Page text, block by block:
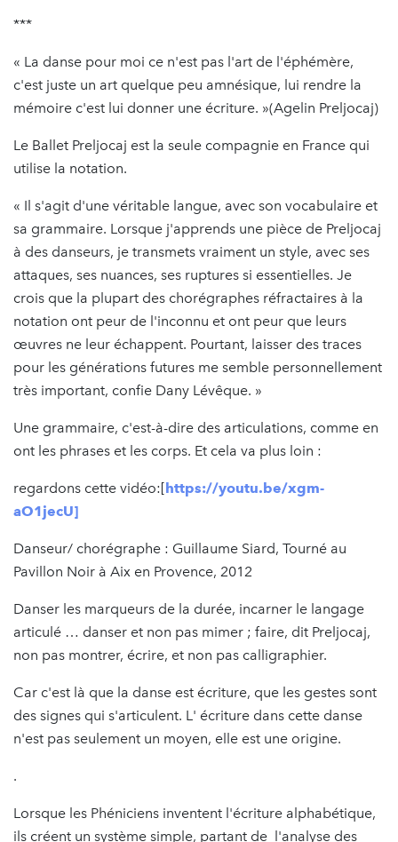
***
« La danse pour moi ce n'est pas l'art de l'éphémère,
c'est juste un art quelque peu amnésique, lui rendre la
mémoire c'est lui donner une écriture. »(Agelin Preljocaj)
Le Ballet Preljocaj est la seule compagnie en France qui
utilise la notation.
« Il s'agit d'une véritable langue, avec son vocabulaire et
sa grammaire. Lorsque j'apprends une pièce de Preljocaj
à des danseurs, je transmets vraiment un style, avec ses
attaques, ses nuances, ses ruptures si essentielles. Je
crois que la plupart des chorégraphes réfractaires à la
notation ont peur de l'inconnu et ont peur que leurs
œuvres ne leur échappent. Pourtant, laisser des traces
pour les générations futures me semble personnellement
très important, confie Dany Lévêque. »
Une grammaire, c'est-à-dire des articulations, comme en
ont les phrases et les corps. Et cela va plus loin :
regardons cette vidéo:[https://youtu.be/xgm-
aO1jecU]
Danseur/ chorégraphe : Guillaume Siard, Tourné au
Pavillon Noir à Aix en Provence, 2012
Danser les marqueurs de la durée, incarner le langage
articulé … danser et non pas mimer ; faire, dit Preljocaj,
non pas montrer, écrire, et non pas calligraphier.
Car c'est là que la danse est écriture, que les gestes sont
des signes qui s'articulent. L' écriture dans cette danse
n'est pas seulement un moyen, elle est une origine.
.
Lorsque les Phéniciens inventent l'écriture alphabétique,
ils créent un système simple, partant de l'analyse des